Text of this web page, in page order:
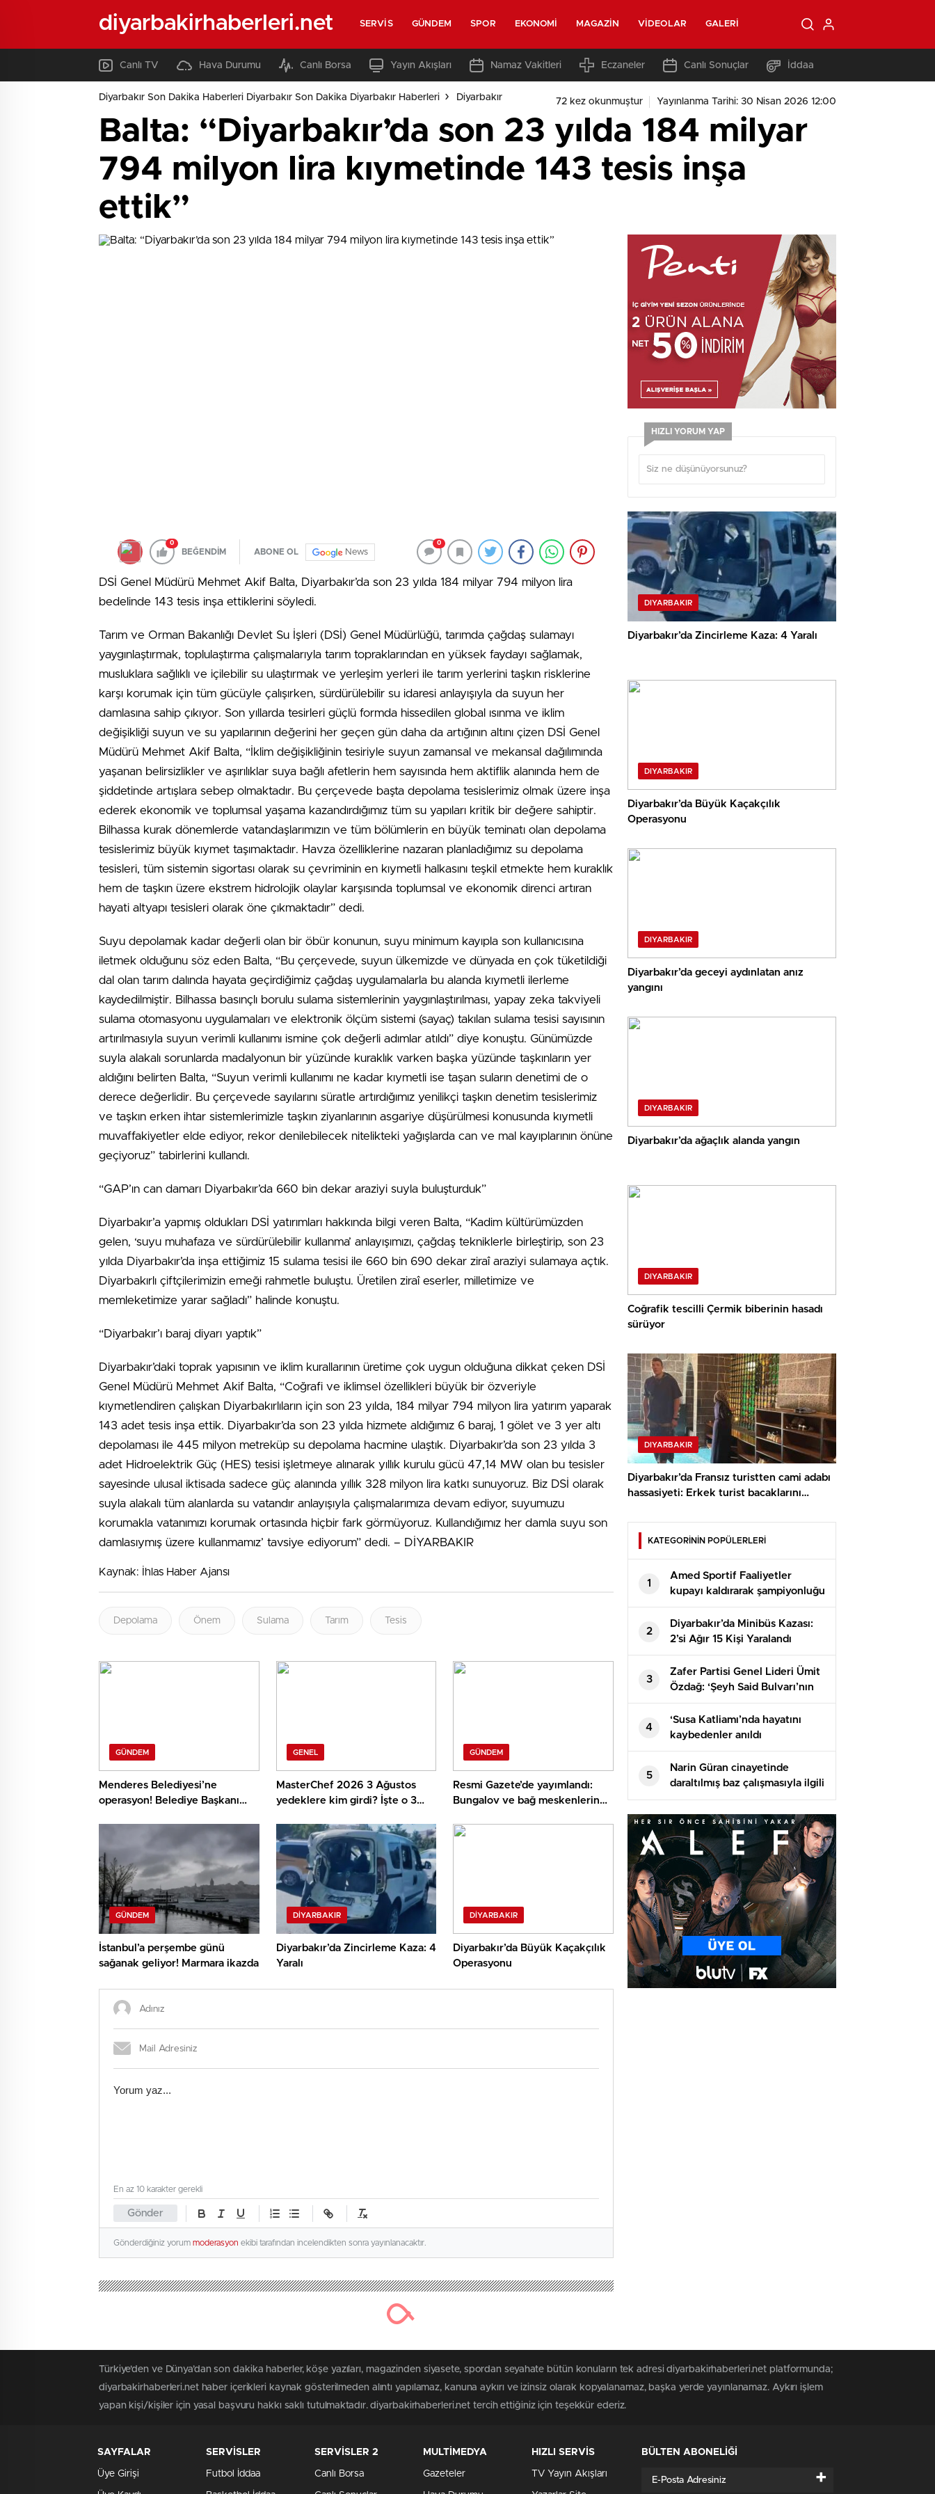
diyarbakirhaberleri.net SERVIS GÜNDEM SPOR EKONOMI MAGAZIN VIDEOLAR GALERI
Canlı TV Hava Durumu Canlı Borsa Yayın Akışları Namaz Vakitleri Eczaneler Canlı Sonuçlar İddaa
Diyarbakır Son Dakika Haberleri Diyarbakır Son Dakika Diyarbakır Haberleri Diyarbakır 72 kez okunmuştur Yayınlanma Tarihi: 30 Nisan 2026 12:00
Balta: “Diyarbakır’da son 23 yılda 184 milyar
794 milyon lira kıymetinde 143 tesis inşa
ettik”
0
BEĞENDİM ABONE OL News
0
DSİ Genel Müdürü Mehmet Akif Balta, Diyarbakır’da son 23 yılda 184 milyar 794 milyon lira
bedelinde 143 tesis inşa ettiklerini söyledi.
Tarım ve Orman Bakanlığı Devlet Su İşleri (DSİ) Genel Müdürlüğü, tarımda çağdaş sulamayı
yaygınlaştırmak, toplulaştırma çalışmalarıyla tarım topraklarından en yüksek faydayı sağlamak,
musluklara sağlıklı ve içilebilir su ulaştırmak ve yerleşim yerleri ile tarım yerlerini taşkın risklerine
karşı korumak için tüm gücüyle çalışırken, sürdürülebilir su idaresi anlayışıyla da suyun her
damlasına sahip çıkıyor. Son yıllarda tesirleri güçlü formda hissedilen global ısınma ve iklim
değişikliği suyun ve su yapılarının değerini her geçen gün daha da artığının altını çizen DSİ Genel
Müdürü Mehmet Akif Balta, “İklim değişikliğinin tesiriyle suyun zamansal ve mekansal dağılımında
yaşanan belirsizlikler ve aşırılıklar suya bağlı afetlerin hem sayısında hem aktiflik alanında hem de
şiddetinde artışlara sebep olmaktadır. Bu çerçevede başta depolama tesislerimiz olmak üzere inşa
ederek ekonomik ve toplumsal yaşama kazandırdığımız tüm su yapıları kritik bir değere sahiptir.
Bilhassa kurak dönemlerde vatandaşlarımızın ve tüm bölümlerin en büyük teminatı olan depolama
tesislerimiz büyük kıymet taşımaktadır. Havza özelliklerine nazaran planladığımız su depolama
tesisleri, tüm sistemin sigortası olarak su çevriminin en kıymetli halkasını teşkil etmekte hem kuraklık
hem de taşkın üzere ekstrem hidrolojik olaylar karşısında toplumsal ve ekonomik direnci artıran
hayati altyapı tesisleri olarak öne çıkmaktadır” dedi.
Suyu depolamak kadar değerli olan bir öbür konunun, suyu minimum kayıpla son kullanıcısına
iletmek olduğunu söz eden Balta, “Bu çerçevede, suyun ülkemizde ve dünyada en çok tüketildiği
dal olan tarım dalında hayata geçirdiğimiz çağdaş uygulamalarla bu alanda kıymetli ilerleme
kaydedilmiştir. Bilhassa basınçlı borulu sulama sistemlerinin yaygınlaştırılması, yapay zeka takviyeli
sulama otomasyonu uygulamaları ve elektronik ölçüm sistemi (sayaç) takılan sulama tesisi sayısının
artırılmasıyla suyun verimli kullanımı ismine çok değerli adımlar atıldı” diye konuştu. Günümüzde
suyla alakalı sorunlarda madalyonun bir yüzünde kuraklık varken başka yüzünde taşkınların yer
aldığını belirten Balta, “Suyun verimli kullanımı ne kadar kıymetli ise taşan suların denetimi de o
derece değerlidir. Bu çerçevede sayılarını süratle artırdığımız yenilikçi taşkın denetim tesislerimiz
ve taşkın erken ihtar sistemlerimizle taşkın ziyanlarının asgariye düşürülmesi konusunda kıymetli
muvaffakiyetler elde ediyor, rekor denilebilecek nitelikteki yağışlarda can ve mal kayıplarının önüne
geçiyoruz” tabirlerini kullandı.
“GAP’ın can damarı Diyarbakır’da 660 bin dekar araziyi suyla buluşturduk”
Diyarbakır’a yapmış oldukları DSİ yatırımları hakkında bilgi veren Balta, “Kadim kültürümüzden
gelen, ‘suyu muhafaza ve sürdürülebilir kullanma’ anlayışımızı, çağdaş tekniklerle birleştirip, son 23
yılda Diyarbakır’da inşa ettiğimiz 15 sulama tesisi ile 660 bin 690 dekar ziraî araziyi sulamaya açtık.
Diyarbakırlı çiftçilerimizin emeği rahmetle buluştu. Üretilen ziraî eserler, milletimize ve
memleketimize yarar sağladı” halinde konuştu.
“Diyarbakır’ı baraj diyarı yaptık”
Diyarbakır’daki toprak yapısının ve iklim kurallarının üretime çok uygun olduğuna dikkat çeken DSİ
Genel Müdürü Mehmet Akif Balta, “Coğrafi ve iklimsel özellikleri büyük bir özveriyle
kıymetlendiren çalışkan Diyarbakırlıların için son 23 yılda, 184 milyar 794 milyon lira yatırım yaparak
143 adet tesis inşa ettik. Diyarbakır’da son 23 yılda hizmete aldığımız 6 baraj, 1 gölet ve 3 yer altı
depolaması ile 445 milyon metreküp su depolama hacmine ulaştık. Diyarbakır’da son 23 yılda 3
adet Hidroelektrik Güç (HES) tesisi işletmeye alınarak yıllık kurulu gücü 47,14 MW olan bu tesisler
sayesinde ulusal iktisada sadece güç alanında yıllık 328 milyon lira katkı sunuyoruz. Biz DSİ olarak
suyla alakalı tüm alanlarda su vatandır anlayışıyla çalışmalarımıza devam ediyor, suyumuzu
korumakla vatanımızı korumak ortasında hiçbir fark görmüyoruz. Kullandığımız her damla suyu son
damlasıymış üzere kullanmamız’ tavsiye ediyorum” dedi. – DİYARBAKIR
Kaynak: İhlas Haber Ajansı
Depolama Önem Sulama Tarım Tesis
GÜNDEM
Menderes Belediyesi’ne
operasyon! Belediye Başkanı
GENEL
MasterChef 2026 3 Ağustos
yedeklere kim girdi? İşte o 3
GÜNDEM
Resmi Gazete’de yayımlandı:
Bungalov ve bağ meskenlerinde
GÜNDEM
İstanbul’a perşembe günü
sağanak geliyor! Marmara ikazda
DIYARBAKIR
Diyarbakır’da Zincirleme Kaza: 4
Yaralı
DIYARBAKIR
Diyarbakır’da Büyük Kaçakçılık
Operasyonu
Gönder
En az 10 karakter gerekli
Gönderdiğiniz yorum moderasyon ekibi tarafından incelendikten sonra yayınlanacaktır.
HIZLI YORUM YAP
DIYARBAKIR
Diyarbakır’da Zincirleme Kaza: 4 Yaralı
DIYARBAKIR
Diyarbakır’da Büyük Kaçakçılık
Operasyonu
DIYARBAKIR
Diyarbakır’da geceyi aydınlatan anız
yangını
DIYARBAKIR
Diyarbakır’da ağaçlık alanda yangın
DIYARBAKIR
Coğrafik tescilli Çermik biberinin hasadı
sürüyor
DIYARBAKIR
Diyarbakır’da Fransız turistten cami adabı
hassasiyeti: Erkek turist bacaklarını
KATEGORİNİN POPÜLERLERİ
1
Amed Sportif Faaliyetler
kupayı kaldırarak şampiyonluğu
kutladı
2
Diyarbakır’da Minibüs Kazası:
2’si Ağır 15 Kişi Yaralandı
3
Zafer Partisi Genel Lideri Ümit
Özdağ: ‘Şeyh Said Bulvarı’nın
üstünde Abdullah Öcalan
Meydanı olacak mı?’
4
‘Susa Katliamı’nda hayatını
kaybedenler anıldı
5
Narin Güran cinayetinde
daraltılmış baz çalışmasıyla ilgili
istenen ek rapor tamamlandı: 2
metre ve 1 dakika yanılma
olabilir
Türkiye'den ve Dünya’dan son dakika haberler, köşe yazıları, magazinden siyasete, spordan seyahate bütün konuların tek adresi diyarbakirhaberleri.net platformunda;
diyarbakirhaberleri.net haber içerikleri kaynak gösterilmeden alıntı yapılamaz, kanuna aykırı ve izinsiz olarak kopyalanamaz, başka yerde yayınlanamaz. Aykırı işlem
yapan kişi/kişiler için yasal başvuru hakkı saklı tutulmaktadır. diyarbakirhaberleri.net tercih ettiğiniz için teşekkür ederiz.
SAYFALAR
Üye Girişi
SERVİSLER
Futbol İddaa
SERVİSLER 2
Canlı Borsa
MULTİMEDYA
Gazeteler
HIZLI SERVİS
TV Yayın Akışları
BÜLTEN ABONELİĞİ
+